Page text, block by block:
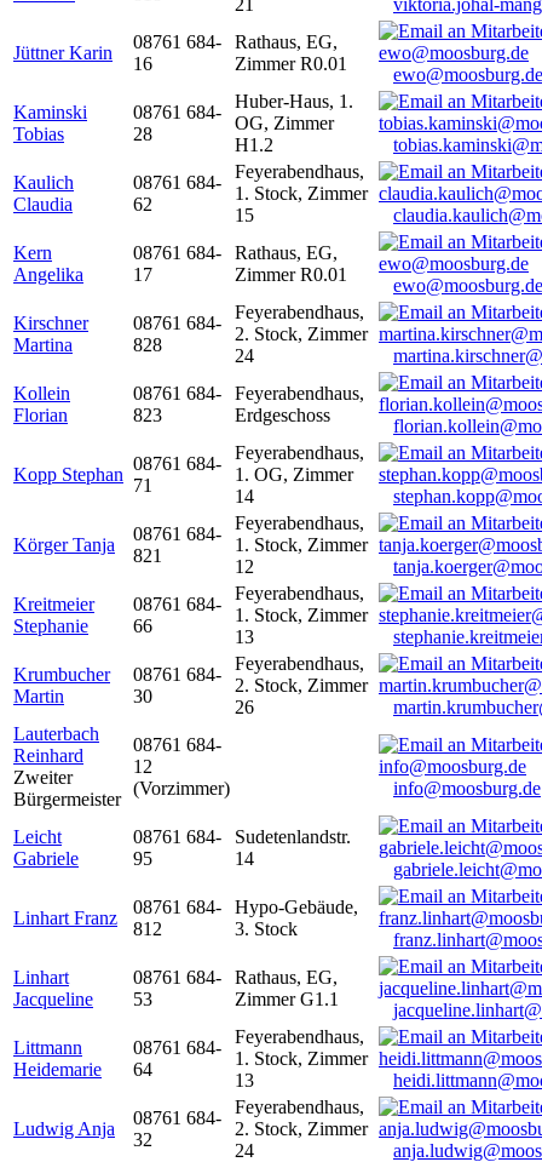
21
viktoria.johal-
Jüttner Karin
08761 684-
16
Rathaus, EG,
Zimmer R0.01
ewo@moosburg.de
Kaminski
Tobias
08761 684-
28
Huber-Haus, 1.
OG, Zimmer
H1.2
Kaulich
Claudia
08761 684-
62
Feyerabendhaus,
1. Stock, Zimmer
15
Kern
Angelika
08761 684-
17
Rathaus, EG,
Zimmer R0.01
ewo@moosburg.de
Kirschner
Martina
08761 684-
828
Feyerabendhaus,
2. Stock, Zimmer
24
Kollein
Florian
08761 684-
823
Feyerabendhaus,
Erdgeschoss
Kopp Stephan
08761 684-
71
Feyerabendhaus,
1. OG, Zimmer
14
Körger Tanja
08761 684-
821
Feyerabendhaus,
1. Stock, Zimmer
12
Kreitmeier
Stephanie
08761 684-
66
Feyerabendhaus,
1. Stock, Zimmer
13
Krumbucher
Martin
08761 684-
30
Feyerabendhaus,
2. Stock, Zimmer
26
Lauterbach
Reinhard
Zweiter
Bürgermeister
08761 684-
12
(Vorzimmer)
info@moosburg.de
Leicht
Gabriele
08761 684-
95
Sudetenlandstr.
14
Linhart Franz
08761 684-
812
Hypo-Gebäude,
3. Stock
Linhart
Jacqueline
08761 684-
53
Rathaus, EG,
Zimmer G1.1
Littmann
Heidemarie
08761 684-
64
Feyerabendhaus,
1. Stock, Zimmer
13
Ludwig Anja
08761 684-
32
Feyerabendhaus,
2. Stock, Zimmer
24